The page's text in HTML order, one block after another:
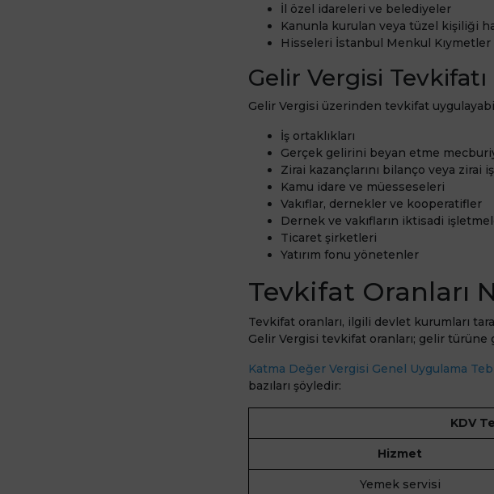
İl özel idareleri ve belediyeler
Kanunla kurulan veya tüzel kişiliği
Hisseleri İstanbul Menkul
Gelir Vergisi
Gelir Vergisi üzerinden tevkifat
İş ortaklıkları
Gerçek gelirini beyan etme
Zirai kazançlarını bilanço veya zirai
Kamu idare ve müesseseleri
Vakıflar, dernekler ve kooperatifler
Dernek ve vakıfların iktisadi
Ticaret şirketleri
Yatırım fonu yönetenler
Tevkifat Oranları
Tevkifat oranları, ilgili devlet kurumları
Gelir Vergisi tevkifat oranları; gelir türüne
Katma Değer Vergisi Genel Uygulama
bazıları şöyledir:
KDV
Hizmet
Yemek servisi